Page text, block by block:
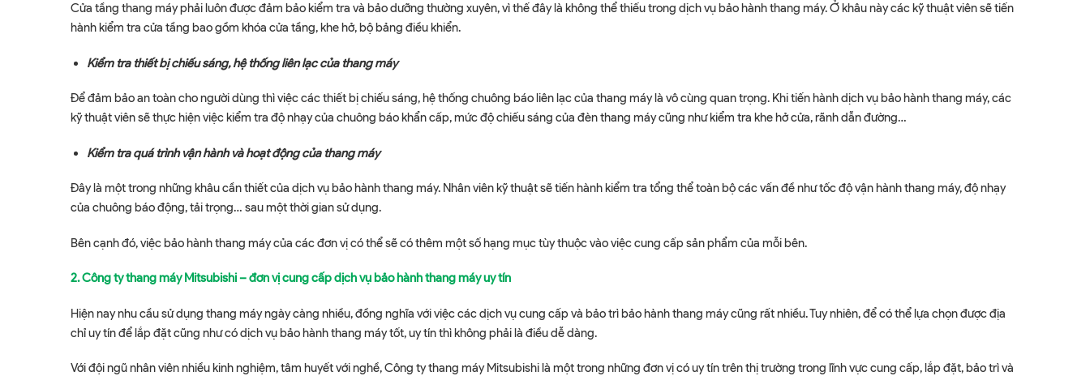
Cửa tầng thang máy phải luôn được đảm bảo kiểm tra và bảo dưỡng thường xuyên, vì thế đây là không thể thiếu trong dịch vụ bảo hành thang máy. Ở khâu này các kỹ thuật viên sẽ tiến
hành kiểm tra cửa tầng bao gồm khóa cửa tầng, khe hở, bộ bảng điều khiển.
Kiểm tra thiết bị chiếu sáng, hệ thống liên lạc của thang máy
Để đảm bảo an toàn cho người dùng thì việc các thiết bị chiếu sáng, hệ thống chuông báo liên lạc của thang máy là vô cùng quan trọng. Khi tiến hành dịch vụ bảo hành thang máy, các
kỹ thuật viên sẽ thực hiện việc kiểm tra độ nhạy của chuông báo khẩn cấp, mức độ chiếu sáng của đèn thang máy cũng như kiểm tra khe hở cửa, rãnh dẫn đường…
Kiểm tra quá trình vận hành và hoạt động của thang máy
Đây là một trong những khâu cần thiết của dịch vụ bảo hành thang máy. Nhân viên kỹ thuật sẽ tiến hành kiểm tra tổng thể toàn bộ các vấn đề như tốc độ vận hành thang máy, độ nhạy
của chuông báo động, tải trọng… sau một thời gian sử dụng.
Bên cạnh đó, việc bảo hành thang máy của các đơn vị có thể sẽ có thêm một số hạng mục tùy thuộc vào việc cung cấp sản phẩm của mỗi bên.
2. Công ty thang máy Mitsubishi – đơn vị cung cấp dịch vụ bảo hành thang máy uy tín
Hiện nay nhu cầu sử dụng thang máy ngày càng nhiều, đồng nghĩa với việc các dịch vụ cung cấp và bảo trì bảo hành thang máy cũng rất nhiều. Tuy nhiên, để có thể lựa chọn được địa
chỉ uy tín để lắp đặt cũng như có dịch vụ bảo hành thang máy tốt, uy tín thì không phải là điều dễ dàng.
Với đội ngũ nhân viên nhiều kinh nghiệm, tâm huyết với nghề, Công ty thang máy Mitsubishi là một trong những đơn vị có uy tín trên thị trường trong lĩnh vực cung cấp, lắp đặt, bảo trì và